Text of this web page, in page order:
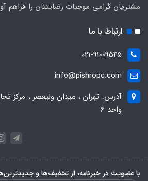
مشتریان گرامی موجبات رضایتتان را فراهم
ارتباط با ما
021-91009545
info@pishropc.com
واحد 6
با عضویت در خبرنامه، از تخفیف‌ها و